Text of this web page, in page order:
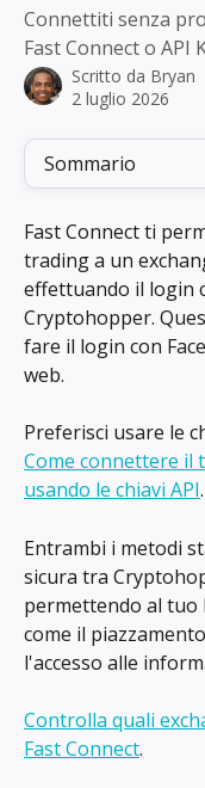
Connettiti senza
Fast Connect o API
Scritto da Bryan
2 luglio 2026
Sommario
Fast Connect ti
trading a un
effettuando il login
Cryptohopper.
fare il login con
web.
Preferisci usare le
Come connettere il
usando le chiavi API.
Entrambi i metodi
sicura tra
permettendo al tuo
come il
l'accesso alle
Controlla quali
Fast Connect.